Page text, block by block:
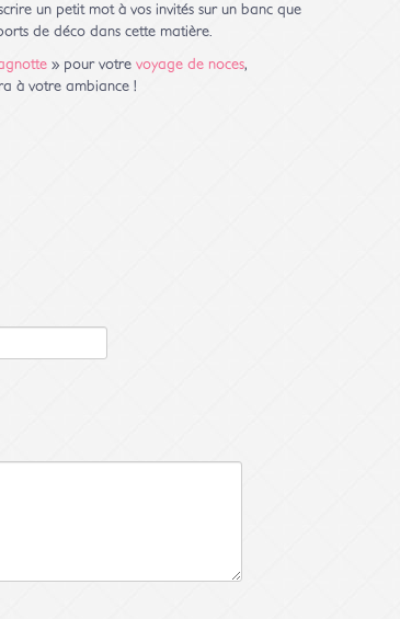
un petit mot à vos invités sur un banc que
de déco dans cette matière.
» pour votre voyage de noces,
à votre ambiance !